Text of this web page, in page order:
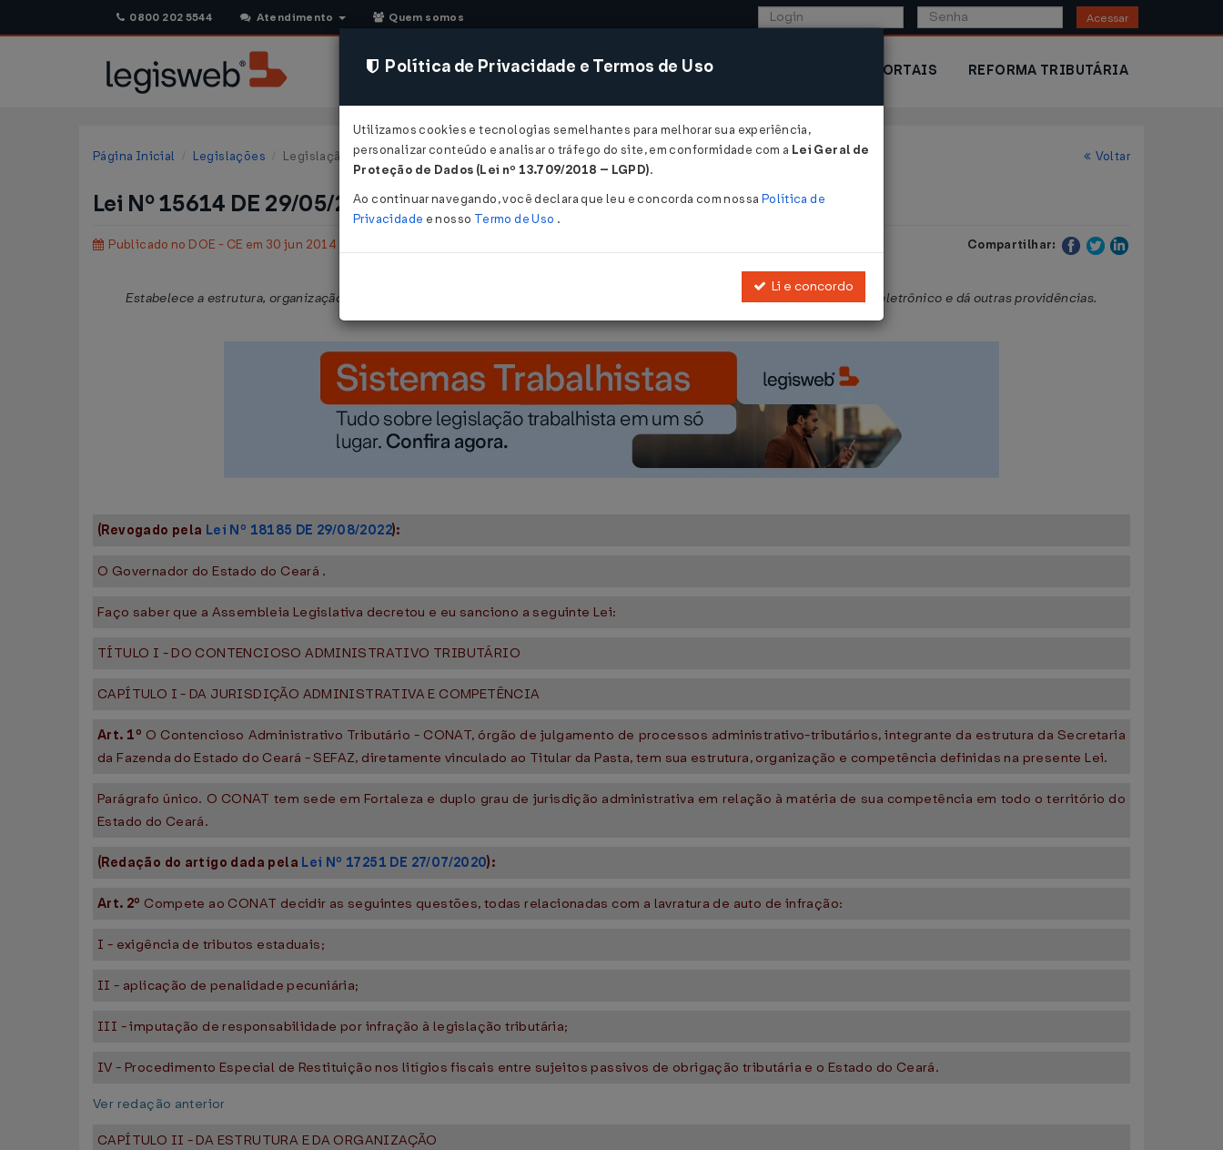
0800 202 5544 Atendimento Quem somos Acessar
CONSULTORIA SISTEMAS COMÉRCIO EXTERIOR PORTAIS REFORMA TRIBUTÁRIA
Página Inicial Legislações Legislação Estadual - Ceará Voltar
Lei Nº 15614 DE 29/05/2014
Publicado no DOE - CE em 30 jun 2014 Compartilhar:
Estabelece a estrutura, organização e competência do contencioso administrativo tributário, institui o respectivo processo eletrônico e dá outras providências.
(Revogado pela Lei Nº 18185 DE 29/08/2022):
O Governador do Estado do Ceará .
Faço saber que a Assembleia Legislativa decretou e eu sanciono a seguinte Lei:
TÍTULO I - DO CONTENCIOSO ADMINISTRATIVO TRIBUTÁRIO
CAPÍTULO I - DA JURISDIÇÃO ADMINISTRATIVA E COMPETÊNCIA
Art. 1º O Contencioso Administrativo Tributário - CONAT, órgão de julgamento de processos administrativo-tributários, integrante da estrutura da Secretaria
da Fazenda do Estado do Ceará - SEFAZ, diretamente vinculado ao Titular da Pasta, tem sua estrutura, organização e competência definidas na presente Lei.
Parágrafo único. O CONAT tem sede em Fortaleza e duplo grau de jurisdição administrativa em relação à matéria de sua competência em todo o território do
Estado do Ceará.
(Redação do artigo dada pela Lei Nº 17251 DE 27/07/2020):
Art. 2º Compete ao CONAT decidir as seguintes questões, todas relacionadas com a lavratura de auto de infração:
I - exigência de tributos estaduais;
II - aplicação de penalidade pecuniária;
III - imputação de responsabilidade por infração à legislação tributária;
IV - Procedimento Especial de Restituição nos litígios fiscais entre sujeitos passivos de obrigação tributária e o Estado do Ceará.
Ver redação anterior
CAPÍTULO II - DA ESTRUTURA E DA ORGANIZAÇÃO
Política de Privacidade e Termos de Uso
Utilizamos cookies e tecnologias semelhantes para melhorar sua experiência,
personalizar conteúdo e analisar o tráfego do site, em conformidade com a Lei Geral de
Proteção de Dados (Lei nº 13.709/2018 – LGPD).
Ao continuar navegando, você declara que leu e concorda com nossa Política de
Privacidade e nosso Termo de Uso .
Li e concordo